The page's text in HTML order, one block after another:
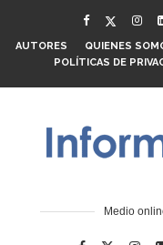
AUTORES QUIENES
POLÍTICAS DE
Medio